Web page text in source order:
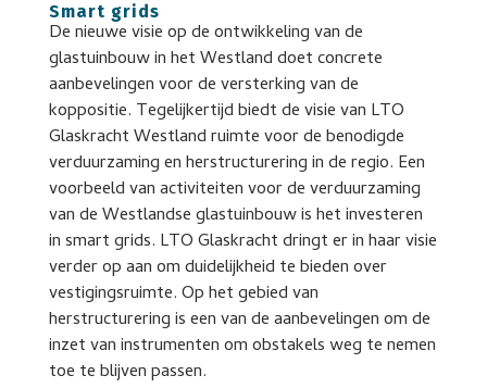
Smart grids
De nieuwe visie op de ontwikkeling van de
glastuinbouw in het Westland doet concrete
aanbevelingen voor de versterking van de
koppositie. Tegelijkertijd biedt de visie van LTO
Glaskracht Westland ruimte voor de benodigde
verduurzaming en herstructurering in de regio. Een
voorbeeld van activiteiten voor de verduurzaming
van de Westlandse glastuinbouw is het investeren
in smart grids. LTO Glaskracht dringt er in haar visie
verder op aan om duidelijkheid te bieden over
vestigingsruimte. Op het gebied van
herstructurering is een van de aanbevelingen om de
inzet van instrumenten om obstakels weg te nemen
toe te blijven passen.